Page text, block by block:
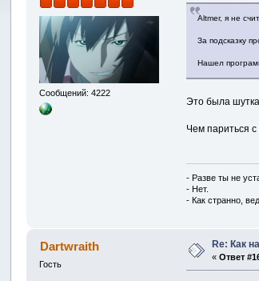
Сообщений: 4222
Altmer, я не
За подсказку
Нашел
Это была
Чем париться
- Разве ты не
- Нет.
- Как странно,
Dartwraith
Гость
Re: Как
«Ответ